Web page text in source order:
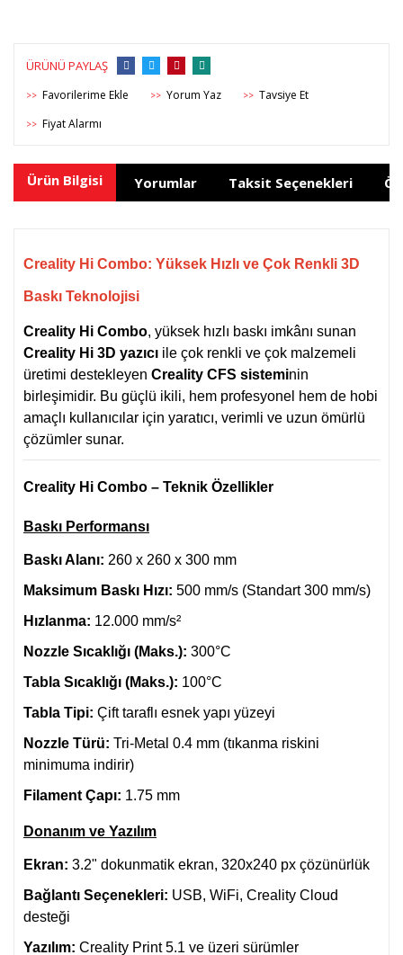
ÜRÜNÜ PAYLAŞ
>> >> Yorum Yaz >> Tavsiye Et
>> Fiyat Alarmı
Ürün Bilgisi Yorumlar Taksit Seçenekleri
Creality Hi Combo: Yüksek Hızlı ve Çok Renkli 3D
Baskı Teknolojisi
Creality Hi Combo, yüksek hızlı baskı imkânı sunan
Creality Hi 3D yazıcı ile çok renkli ve çok malzemeli
üretimi destekleyen Creality CFS sisteminin
birleşimidir. Bu güçlü ikili, hem profesyonel hem de hobi
amaçlı kullanıcılar için yaratıcı, verimli ve uzun ömürlü
çözümler sunar.
Creality Hi Combo – Teknik Özellikler
Baskı Performansı
Baskı Alanı: 260 x 260 x 300 mm
Maksimum Baskı Hızı: 500 mm/s (Standart 300 mm/s)
Hızlanma: 12.000 mm/s²
Nozzle Sıcaklığı (Maks.): 300°C
Tabla Sıcaklığı (Maks.): 100°C
Tabla Tipi: Çift taraflı esnek yapı yüzeyi
Nozzle Türü: Tri-Metal 0.4 mm (tıkanma riskini
minimuma indirir)
Filament Çapı: 1.75 mm
Donanım ve Yazılım
Ekran: 3.2" dokunmatik ekran, 320x240 px çözünürlük
Bağlantı Seçenekleri: USB, WiFi, Creality Cloud
desteği
Yazılım: Creality Print 5.1 ve üzeri sürümler